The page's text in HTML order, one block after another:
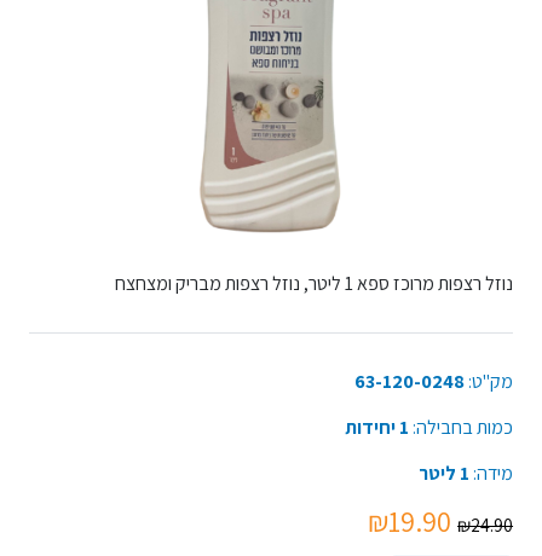
נוזל רצפות מרוכז ספא 1 ליטר, נוזל רצפות מבריק ומצחצח
מק"ט:63-120-0248
כמות בחבילה: 1 יחידות
מידה: 1 ליטר
₪24.90
₪19.90